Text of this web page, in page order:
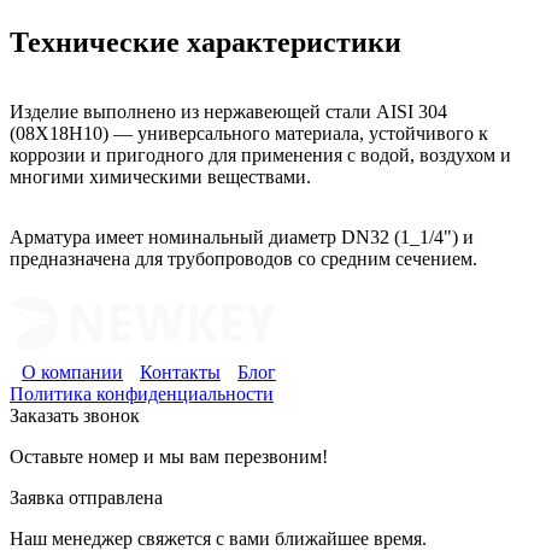
Технические характеристики
Изделие выполнено из нержавеющей стали AISI 304
(08Х18Н10) — универсального материала, устойчивого к
коррозии и пригодного для применения с водой, воздухом и
многими химическими веществами.
Арматура имеет номинальный диаметр DN32 (1_1/4") и
предназначена для трубопроводов со средним сечением.
О компании Контакты
Блог
Политика конфиденциальности
Заказать звонок
Оставьте номер и мы вам перезвоним!
Заявка отправлена
Наш менеджер свяжется с вами ближайшее время.